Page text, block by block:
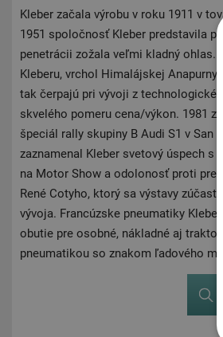
Kleber začala výrobu v roku 1911 v
1951 spoločnosť Kleber predstavila
penetrácii zožala veľmi kladný ohlas.
Kleberu, vrchol Himalájskej
tak čerpajú pri vývoji z
skvelého pomeru cena/výkon. 1981
špeciál rally skupiny B Audi S1 ​​v San
zaznamenal Kleber svetový úspech s
na Motor Show a odolonosť proti
René Cotyho, ktorý sa výstavy
vývoja. Francúzske pneumatiky
obutie pre osobné, nákladné aj
pneumatikou so znakom ľadového